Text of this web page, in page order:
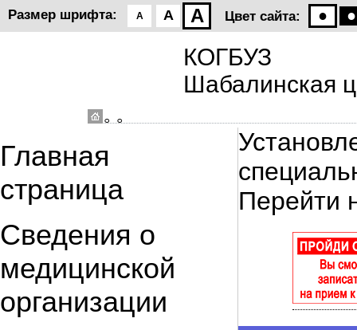
Размер шрифта: A A A Цвет сайта: ● ●
◦ ◦
КОГБУЗ
Шабалинская
Главная
страница
Сведения о
медицинской
организации
Перейти